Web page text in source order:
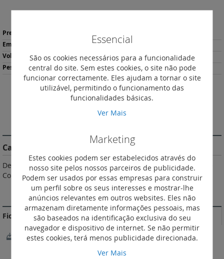
Mais
informação
3.6
2458
Imprimir
início
da
Galeria
de
imagens
Características do Produto
De acordo com a norma NF HD/IEC 60269-2. APC (Alto Poder de
Corte).
MAIS INFORMAÇÃO
Fichas Técnicas
FichaTécnica_F00189EN05.pdf
Essencial
São os cookies necessários para a funcionalidade
central do site. Sem estes cookies, o site não pode
funcionar correctamente. Eles ajudam a tornar o site
utilizável, permitindo o funcionamento das
funcionalidades básicas.
Ver Mais
Marketing
Estes cookies podem ser estabelecidos através do
nosso site pelos nossos parceiros de publicidade.
Podem ser usados por essas empresas para construir
um perfil sobre os seus interesses e mostrar-lhe
anúncios relevantes em outros websites. Eles não
armazenam diretamente informações pessoais, mas
são baseados na identificação exclusiva do seu
navegador e dispositivo de internet. Se não permitir
estes cookies, terá menos publicidade direcionada.
Ver Mais